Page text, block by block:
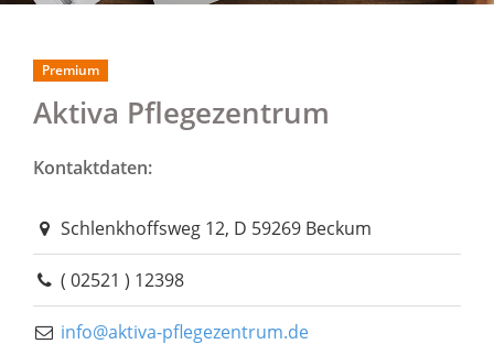
Aktiva Pflegezentrum
Premium
Kontaktdaten:
Schlenkhoffsweg 12, D 59269 Beckum
( 02521 ) 12398
info@aktiva-pflegezentrum.de